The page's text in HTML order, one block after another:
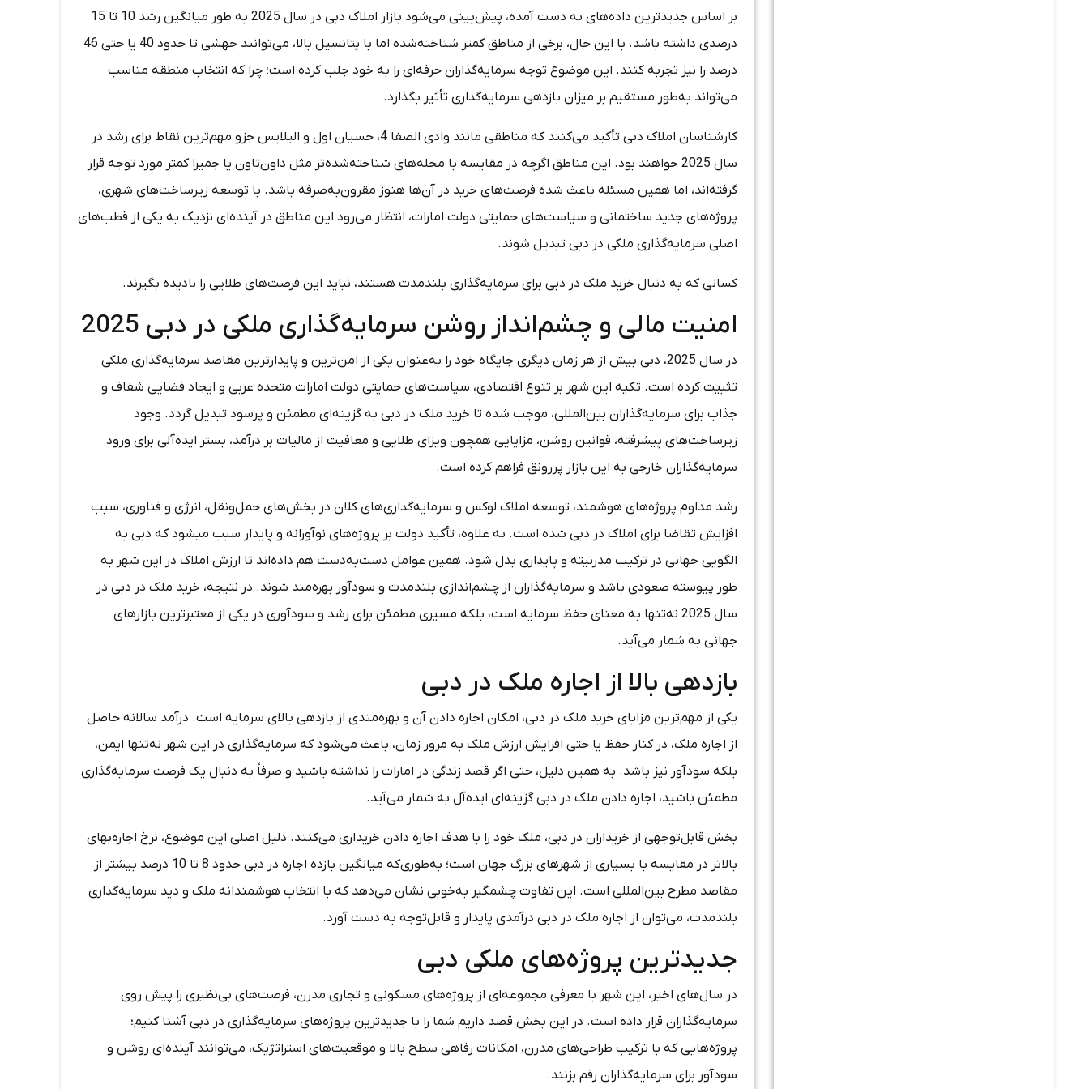
بر اساس جدیدترین داده‌های به دست آمده، پیش‌بینی می‌شود بازار املاک دبی در سال 2025 به طور میانگین رشد 10 تا 15
درصدی داشته باشد. با این حال، برخی از مناطق کمتر شناخته‌شده اما با پتانسیل بالا، می‌توانند جهشی تا حدود 40 یا حتی 46
درصد را نیز تجربه کنند. این موضوع توجه سرمایه‌گذاران حرفه‌ای را به خود جلب کرده است؛ چرا که انتخاب منطقه مناسب
می‌تواند به‌طور مستقیم بر میزان بازدهی سرمایه‌گذاری تأثیر بگذارد.
کارشناسان املاک دبی تأکید می‌کنند که مناطقی مانند وادی الصفا 4، حسیان اول و الیلایس جزو مهم‌ترین نقاط برای رشد در
سال 2025 خواهند بود. این مناطق اگرچه در مقایسه با محله‌های شناخته‌شده‌تر مثل داون‌تاون یا جمیرا کمتر مورد توجه قرار
گرفته‌اند، اما همین مسئله باعث شده فرصت‌های خرید در آن‌ها هنوز مقرون‌به‌صرفه باشد. با توسعه زیرساخت‌های شهری،
پروژه‌های جدید ساختمانی و سیاست‌های حمایتی دولت امارات، انتظار می‌رود این مناطق در آینده‌ای نزدیک به یکی از قطب‌های
اصلی سرمایه‌گذاری ملکی در دبی تبدیل شوند.
کسانی که به دنبال خرید ملک در دبی برای سرمایه‌گذاری بلندمدت هستند، نباید این فرصت‌های طلایی را نادیده بگیرند.
امنیت مالی و چشم‌انداز روشن سرمایه‌گذاری ملکی در دبی 2025
در سال 2025، دبی بیش از هر زمان دیگری جایگاه خود را به‌عنوان یکی از امن‌ترین و پایدارترین مقاصد سرمایه‌گذاری ملکی
تثبیت کرده است. تکیه این شهر بر تنوع اقتصادی، سیاست‌های حمایتی دولت امارات متحده عربی و ایجاد فضایی شفاف و
جذاب برای سرمایه‌گذاران بین‌المللی، موجب شده تا خرید ملک در دبی به گزینه‌ای مطمئن و پرسود تبدیل گردد. وجود
زیرساخت‌های پیشرفته، قوانین روشن، مزایایی همچون ویزای طلایی و معافیت از مالیات بر درآمد، بستر ایده‌آلی برای ورود
سرمایه‌گذاران خارجی به این بازار پررونق فراهم کرده است.
رشد مداوم پروژه‌های هوشمند، توسعه املاک لوکس و سرمایه‌گذاری‌های کلان در بخش‌های حمل‌ونقل، انرژی و فناوری، سبب
افزایش تقاضا برای املاک در دبی شده است. به علاوه، تأکید دولت بر پروژه‌های نوآورانه و پایدار سبب می­شود که دبی به
الگویی جهانی در ترکیب مدرنیته و پایداری بدل شود. همین عوامل دست‌به‌دست هم داده‌اند تا ارزش املاک در این شهر به
طور پیوسته صعودی باشد و سرمایه‌گذاران از چشم‌اندازی بلندمدت و سودآور بهره‌مند شوند. در نتیجه، خرید ملک در دبی در
سال 2025 نه‌تنها به معنای حفظ سرمایه است، بلکه مسیری مطمئن برای رشد و سودآوری در یکی از معتبرترین بازارهای
جهانی به شمار می‌آید.
بازدهی بالا از اجاره ملک در دبی
یکی از مهم‌ترین مزایای خرید ملک در دبی، امکان اجاره دادن آن و بهره‌مندی از بازدهی بالای سرمایه است. درآمد سالانه حاصل
از اجاره ملک، در کنار حفظ یا حتی افزایش ارزش ملک به مرور زمان، باعث می‌شود که سرمایه‌گذاری در این شهر نه‌تنها ایمن،
بلکه سودآور نیز باشد. به همین دلیل، حتی اگر قصد زندگی در امارات را نداشته باشید و صرفاً به دنبال یک فرصت سرمایه‌گذاری
مطمئن باشید، اجاره دادن ملک در دبی گزینه‌ای ایده‌آل به شمار می‌آید.
بخش قابل‌توجهی از خریداران در دبی، ملک خود را با هدف اجاره دادن خریداری می‌کنند. دلیل اصلی این موضوع، نرخ اجاره‌بهای
بالاتر در مقایسه با بسیاری از شهرهای بزرگ جهان است؛ به‌طوری‌که میانگین بازده اجاره در دبی حدود 8 تا 10 درصد بیشتر از
مقاصد مطرح بین‌المللی است. این تفاوت چشمگیر به‌خوبی نشان می‌دهد که با انتخاب هوشمندانه ملک و دید سرمایه‌گذاری
بلندمدت، می‌توان از اجاره ملک در دبی درآمدی پایدار و قابل‌توجه به دست آورد.
جدیدترین پروژه‌های ملکی دبی
در سال‌های اخیر، این شهر با معرفی مجموعه‌ای از پروژه‌های مسکونی و تجاری مدرن، فرصت‌های بی‌نظیری را پیش روی
سرمایه‌گذاران قرار داده است. در این بخش قصد داریم شما را با جدیدترین پروژه‌های سرمایه‌گذاری در دبی آشنا کنیم؛
پروژه‌هایی که با ترکیب طراحی‌های مدرن، امکانات رفاهی سطح بالا و موقعیت‌های استراتژیک، می‌توانند آینده‌ای روشن و
سودآور برای سرمایه‌گذاران رقم بزنند.